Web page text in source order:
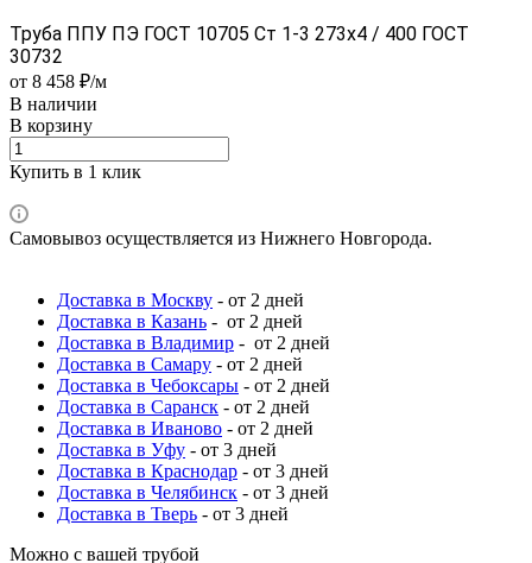
Труба ППУ ПЭ ГОСТ 10705 Ст 1-3 273x4 / 400 ГОСТ
30732
от 8 458 ₽/м
В наличии
В корзину
Купить в 1 клик
Самовывоз осуществляется из Нижнего Новгорода.
Доставка в Москву - от 2 дней
Доставка в Казань - от 2 дней
Доставка в Владимир - от 2 дней
Доставка в Самару - от 2 дней
Доставка в Чебоксары - от 2 дней
Доставка в Саранск - от 2 дней
Доставка в Иваново - от 2 дней
Доставка в Уфу - от 3 дней
Доставка в Краснодар - от 3 дней
Доставка в Челябинск - от 3 дней
Доставка в Тверь - от 3 дней
Можно с вашей трубой